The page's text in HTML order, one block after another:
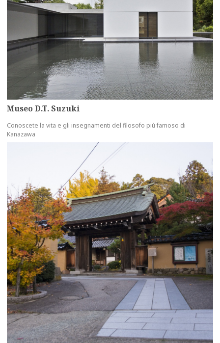
Museo D.T. Suzuki
Conoscete la vita e gli insegnamenti del filosofo più famoso di
Kanazawa